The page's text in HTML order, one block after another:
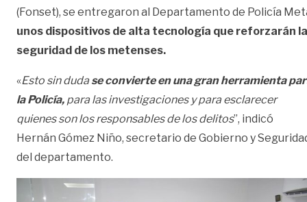
(Fonset), se entregaron al Departamento de Policía
unos dispositivos de alta tecnología que reforzarán la
seguridad de los metenses.
«Esto sin dudase convierte en una gran herramienta
la Policía, para las investigaciones y para esclarecer
quienes son los responsables de los delitos”, indicó
Hernán Gómez Niño, secretario de Gobierno y
del departamento.